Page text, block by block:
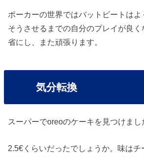
ポーカーの世界ではバットビートはよ
そうさせるまでの自分のプレイが良く
省にし、また頑張ります。
気分転換
スーパーでoreoのケーキを見つけまし
2.5€くらいだったでしょうか。味はチ